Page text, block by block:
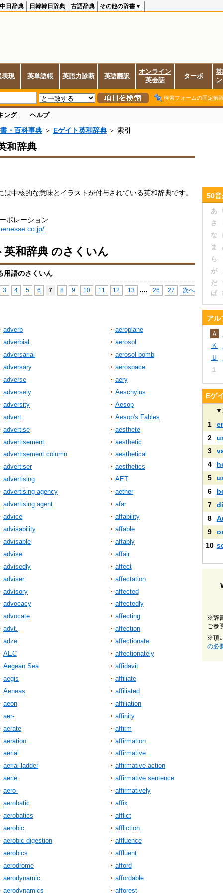
日辞典 日韓韓日辞典 古語辞典 その他の辞書▼
表現 英単語帳 英語力診断 英語翻訳
オンライン
英会話
ターボ
検索フォームの固定解
ング ヘルプ
・百科事典 ＞ Eゲイト英和辞典 ＞ 索引
和辞典
は中核的な意味とイラストが付与されている英和辞典です。
ポレーション
英和辞典 のさくいん
用語のさくいん
3 4 5 6 7 8 9 10 11 12 13 .... 26 27 次へ
adverb
adverbial
adversarial
adversary
adverse
adversely
adversity
advert
advertise
advertisement
advertisement column
advertiser
advertising
advertising agency
advertising agent
advice
advisability
advisable
advise
advisedly
adviser
advisory
advocacy
advocate
advt.
adze
AEC
Aegean Sea
aegis
Aeneas
aeon
aer-
aerate
aeration
aerial
aerial ladder
aerie
aero-
aerobatic
aerobatics
aerobic
aerobic digestion
aerobics
aerodrome
aerodynamic
aerodynamics
aeroplane
aerosol
aerosol bomb
aerospace
aery
Aeschylus
Aesop
Aesop's Fables
aesthete
aesthetic
aesthetical
aesthetics
AET
aether
afar
affability
affable
affably
affair
affect
affectation
affected
affectedly
affecting
affection
affectionate
affectionately
affidavit
affiliate
affiliated
affiliation
affinity
affirm
affirmation
affirmative
affirmative action
affirmative sentence
affirmatively
affix
afflict
affliction
affluence
affluent
afford
affordable
afforest
50音
あ
さ
な
ま
ら
が
だ
ぱ
アル
Ａ
Ｋ
Ｕ
１
Eゲ
▼
1
2
3
4
5
6
7
8
9
10
※辞
ご参
※頂
の必